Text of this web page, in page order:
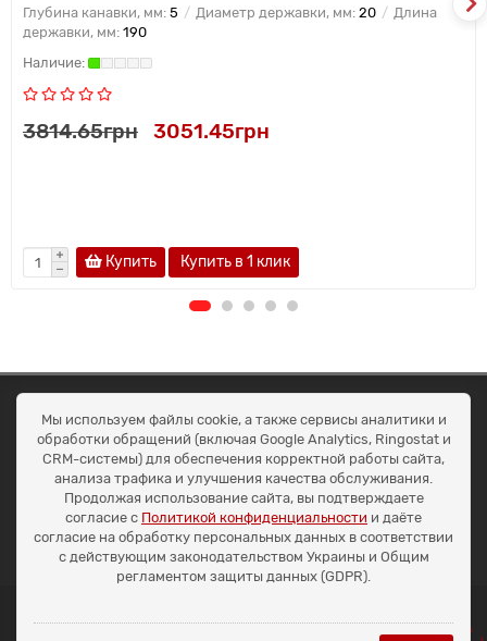
Глубина канавки, мм: 5 Диаметр державки, мм: 20
Длина
державки, мм: 190
3814.65грн 3051.45грн
Купить Купить в 1 клик
ОКЕАН ТРЕЙД
Договір публичної оферти
Доставка та оплата
Наші контакти
Умови повернення
+38 (099) 452-20-02
+38 (098) 492-20-02
office@ocean.biz.ua
Мы используем файлы cookie, а также сервисы аналитики и
обработки обращений (включая Google Analytics, Ringostat и
CRM-системы) для обеспечения корректной работы сайта,
анализа трафика и улучшения качества обслуживания.
Продолжая использование сайта, вы подтверждаете
согласие с Политикой конфиденциальности и даёте
согласие на обработку персональных данных в соответствии
с действующим законодательством Украины и Общим
регламентом защиты данных (GDPR).